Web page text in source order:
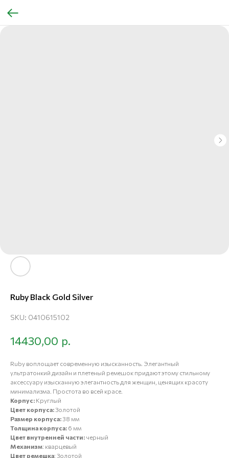
Ruby Black Gold Silver
SKU: 0410615102
14430,00 р.
Ruby воплощает современную изысканность. Элегантный
ультратонкий дизайн и плетеный ремешок придают этому стильному
аксессуару изысканную элегантность для женщин, ценящих красоту
минимализма. Простота во всей красе.
Корпус: Круглый
Цвет корпуса: Золотой
Размер корпуса: 38 мм
Толщина корпуса: 6 мм
Цвет внутренней части: черный
Механизм: кварцевый
Цвет ремешка: Золотой